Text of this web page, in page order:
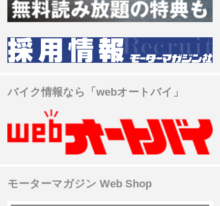
バイク情報なら「webオートバイ」
モーターマガジン Web Shop